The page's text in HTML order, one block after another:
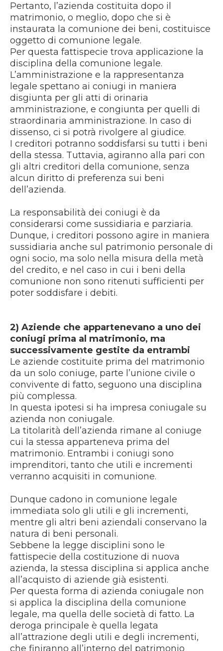
Pertanto, l’azienda costituita dopo il
matrimonio, o meglio, dopo che si è
instaurata la comunione dei beni, costituisce
oggetto di comunione legale.
Per questa fattispecie trova applicazione la
disciplina della comunione legale.
L’amministrazione e la rappresentanza
legale spettano ai coniugi in maniera
disgiunta per gli atti di orinaria
amministrazione, e congiunta per quelli di
straordinaria amministrazione. In caso di
dissenso, ci si potrà rivolgere al giudice.
I creditori potranno soddisfarsi su tutti i beni
della stessa. Tuttavia, agiranno alla pari con
gli altri creditori della comunione, senza
alcun diritto di preferenza sui beni
dell’azienda.
La responsabilità dei coniugi è da
considerarsi come sussidiaria e parziaria.
Dunque, i creditori possono agire in maniera
sussidiaria anche sul patrimonio personale di
ogni socio, ma solo nella misura della metà
del credito, e nel caso in cui i beni della
comunione non sono ritenuti sufficienti per
poter soddisfare i debiti.
2) Aziende che appartenevano a uno dei
coniugi prima al matrimonio, ma
successivamente gestite da entrambi
Le aziende costituite prima del matrimonio
da un solo coniuge, parte l’unione civile o
convivente di fatto, seguono una disciplina
più complessa.
In questa ipotesi si ha impresa coniugale su
azienda non coniugale.
La titolarità dell’azienda rimane al coniuge
cui la stessa apparteneva prima del
matrimonio. Entrambi i coniugi sono
imprenditori, tanto che utili e incrementi
verranno acquisiti in comunione.
Dunque cadono in comunione legale
immediata solo gli utili e gli incrementi,
mentre gli altri beni aziendali conservano la
natura di beni personali.
Sebbene la legge disciplini sono le
fattispecie della costituzione di nuova
azienda, la stessa disciplina si applica anche
all’acquisto di aziende già esistenti.
Per questa forma di azienda coniugale non
si applica la disciplina della comunione
legale, ma quella delle società di fatto. La
deroga principale è quella legata
all’attrazione degli utili e degli incrementi,
che finiranno all’interno del patrimonio